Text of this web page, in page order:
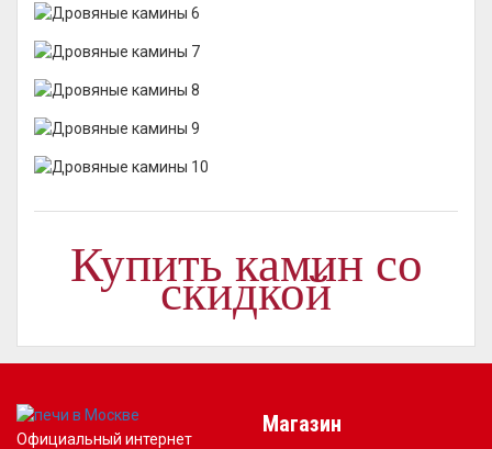
Купить камин со
скидкой
Официальный интернет
Магазин